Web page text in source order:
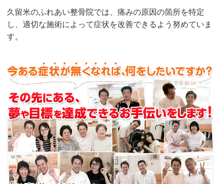
久留米のふれあい整骨院では、痛みの原因の箇所を特定
し、適切な施術によって症状を改善できるよう努めていま
す。